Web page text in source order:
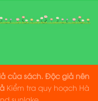
của sách. Độc giả nên
Kiểm tra quy hoạch Hà